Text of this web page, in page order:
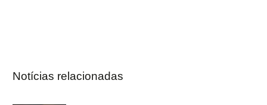
Notícias relacionadas